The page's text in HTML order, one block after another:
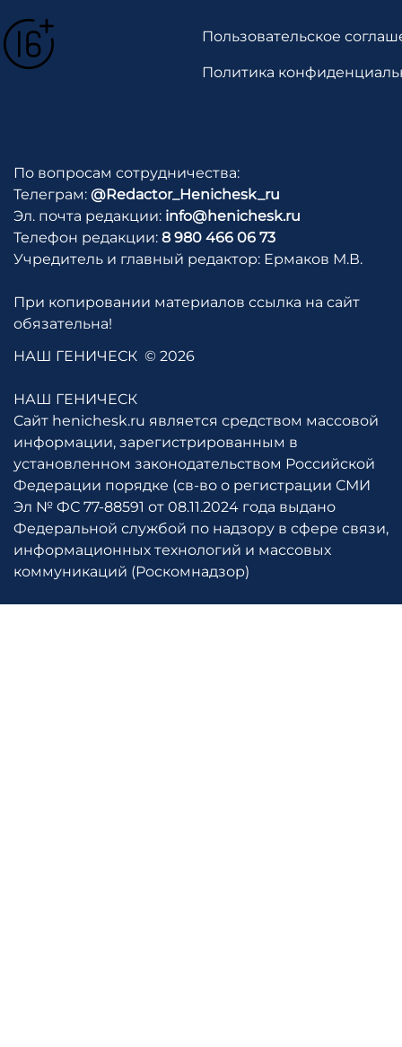
Пользовательское
Политика
По вопросам сотрудничества:
Телеграм: @Redactor_Henichesk_ru
Эл. почта редакции: info@henichesk.ru
Телефон редакции: 8 980 466 06 73
Учредитель и главный редактор: Ермаков М.В.
При копировании материалов ссылка на сайт
обязательна!
НАШ ГЕНИЧЕСК © 2026
НАШ ГЕНИЧЕСК
Сайт henichesk.ru является средством массовой
информации, зарегистрированным в
установленном законодательством Российской
Федерации порядке (св-во о регистрации СМИ
Эл № ФС 77-88591 от 08.11.2024 года выдано
Федеральной службой по надзору в сфере связи,
информационных технологий и массовых
коммуникаций (Роскомнадзор)